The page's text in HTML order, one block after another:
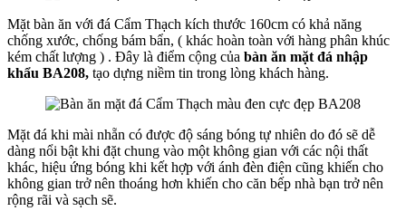
Mặt bàn ăn với đá Cẩm Thạch kích thước 160cm có khả năng
chống xước, chống bám bẩn, ( khác hoàn toàn với hàng phân khúc
kém chất lượng ) . Đây là điểm cộng của bàn ăn mặt đá nhập
khẩu BA208, tạo dựng niềm tin trong lòng khách hàng.
Mặt đá khi mài nhẵn có được độ sáng bóng tự nhiên do đó sẽ dễ
dàng nổi bật khi đặt chung vào một không gian với các nội thất
khác, hiệu ứng bóng khi kết hợp với ánh đèn điện cũng khiến cho
không gian trở nên thoáng hơn khiến cho căn bếp nhà bạn trở nên
rộng rãi và sạch sẽ.